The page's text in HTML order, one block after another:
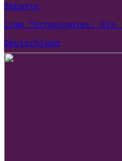
Debatte
Lime Technologies: Ein
Deutschland